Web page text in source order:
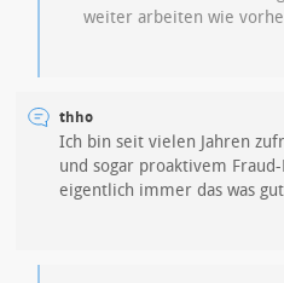
weiter arbeiten wie
thho
Ich bin seit vielen Jahren
und sogar proaktivem
eigentlich immer das was